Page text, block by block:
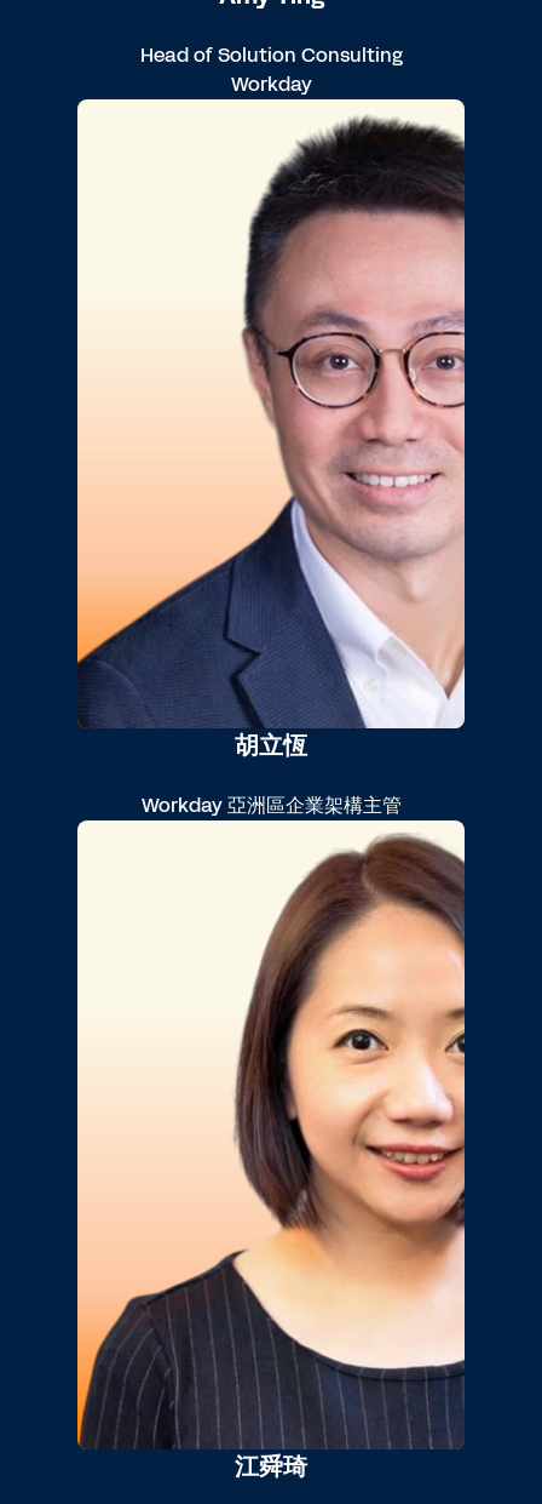
Head of Solution Consulting
Workday
胡立恆
Workday 亞洲區企業架構主管
江舜琦